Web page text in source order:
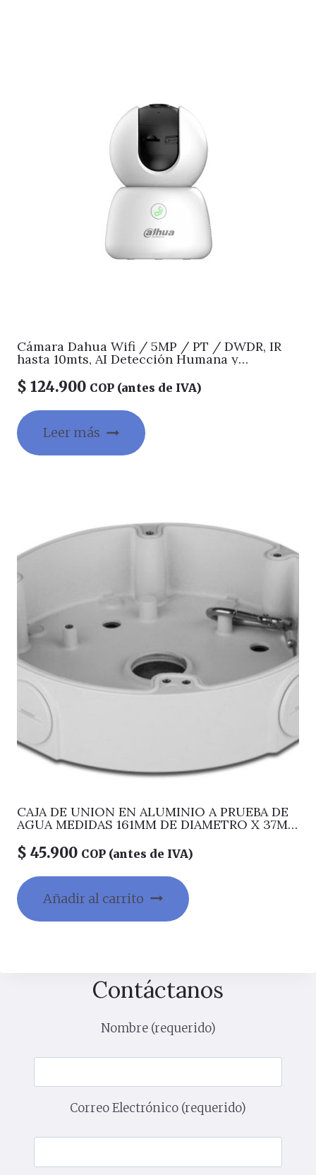
Cámara Dahua Wifi / 5MP / PT / DWDR, IR
hasta 10mts, AI Detección Humana y
Autoseguimiento, Alarma por Sonido
Anormal, Boton de Llamada, WIFI 6, Audio
vidireccional, Soporta Micro SD hasta 256GB,
Gestion desde la App DMSS (Dahua)
$ 124.900 COP (antes de IVA)
Leer más
CAJA DE UNION EN ALUMINIO A PRUEBA DE
AGUA MEDIDAS 161MM DE DIAMETRO X 37MM
$ 45.900 COP (antes de IVA)
Añadir al carrito
Contáctanos
Nombre (requerido)
Correo Electrónico (requerido)